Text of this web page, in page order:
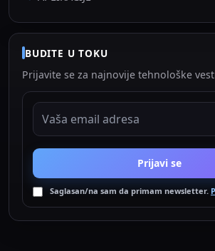
BUDITE U TOKU
Prijavite se za najnovije tehnološke
EMAIL ADRESA
Prijavi se
Saglasan/na sam da primam newsletter.